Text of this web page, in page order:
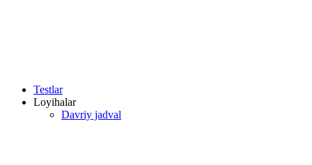
Testlar
Loyihalar
Davriy jadval